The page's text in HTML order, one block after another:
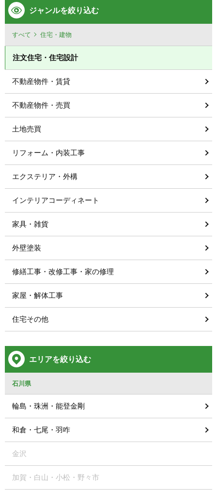
ジャンルを絞り込む
すべて 住宅・建物
注文住宅・住宅設計
不動産物件・賃貸
不動産物件・売買
土地売買
リフォーム・内装工事
エクステリア・外構
インテリアコーディネート
家具・雑貨
外壁塗装
修繕工事・改修工事・家の修理
家屋・解体工事
住宅その他
エリアを絞り込む
石川県
輪島・珠洲・能登金剛
和倉・七尾・羽咋
金沢
加賀・白山・小松・野々市